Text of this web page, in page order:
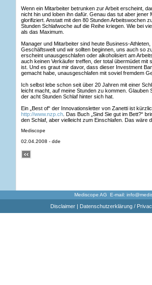
Wenn ein Mitarbeiter betrunken zur Arbeit erscheint,
nicht hin und loben ihn dafür. Genau das tut aber jener
glorifiziert. Anstatt mit den 80 Stunden Arbeitswochen
Stunden Schlafwoche auf die Reihe kriegen. Wie bei
als das Maximum.
Manager und Mitarbeiter sind heute Business-
Geschäftswelt und wir sollten beginnen, uns auch so
erscheint unausgeschlafen oder alkoholisiert am
auch keinen Verkäufer treffen, der total übermüdet mit
ist. Und es graut mir davor, dass dieser Investment
gemacht habe, unausgeschlafen mit soviel fremdem
Ich selbst lebe schon seit über 20 Jahren mit einer
leicht macht, auf meine Stunden zu kommen. Glauben
der acht Stunden Schlaf hinter sich hat.
Ein „Best of“ der Innovationsletter von Zanetti ist
http://www.nzp.ch . Das Buch „Sind Sie gut im Bett?“
den Schlaf, aber vielleicht zum Einschlafen. Das wäre
Mediscope
02.04.2008 - dde
Mediscope AG E-mail:
Disclaimer| Datenschutzerklärung /